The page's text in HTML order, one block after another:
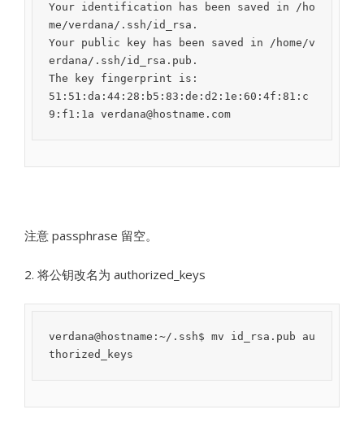
Your identification has been saved in /ho
me/verdana/.ssh/id_rsa.
Your public key has been saved in /home/v
erdana/.ssh/id_rsa.pub.
The key fingerprint is:
51:51:da:44:28:b5:83:de:d2:1e:60:4f:81:c
9:f1:1a verdana@hostname.com
注意 passphrase 留空。
2. 将公钥改名为 authorized_keys
verdana@hostname:~/.ssh$ mv id_rsa.pub au
thorized_keys